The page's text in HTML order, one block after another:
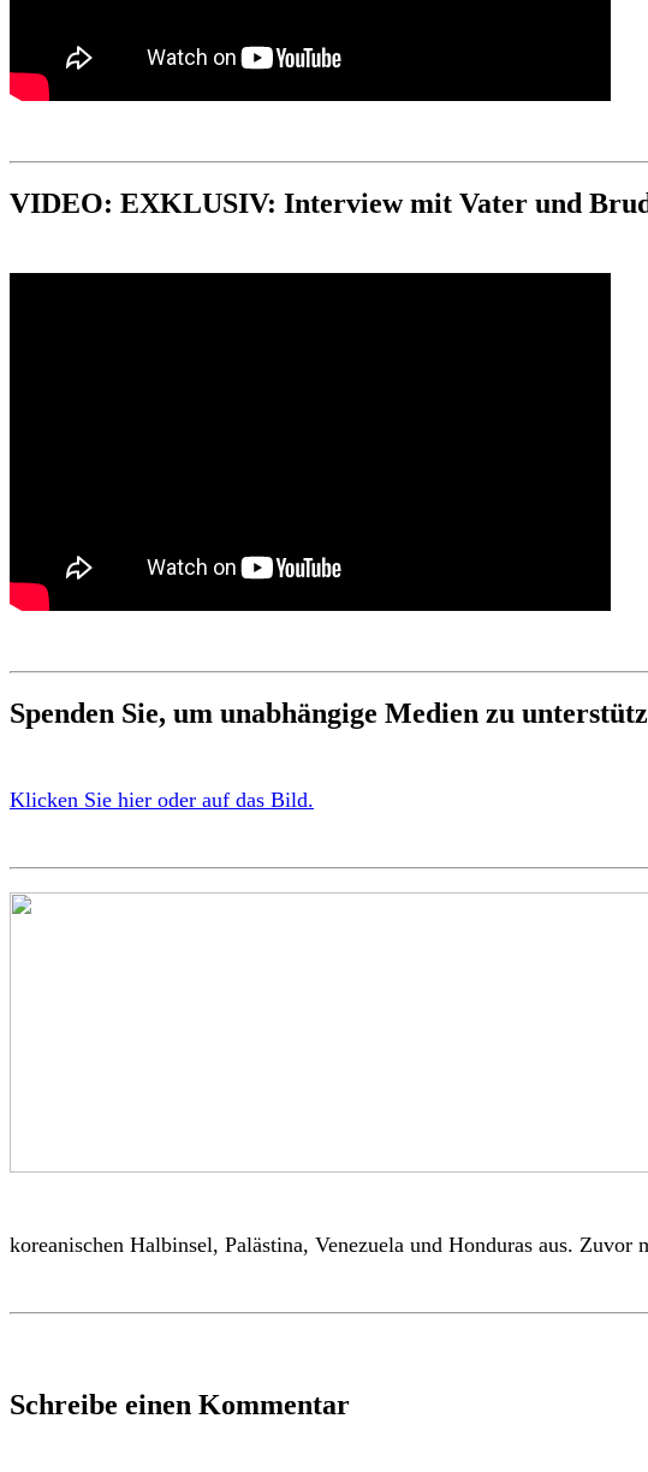
VIDEO: EXKLUSIV: Interview mit Vater und
Spenden Sie, um unabhängige Medien zu
Klicken Sie hier oder auf das Bild.
koreanischen Halbinsel, Palästina, Venezuela und Honduras aus.
Schreibe einen Kommentar